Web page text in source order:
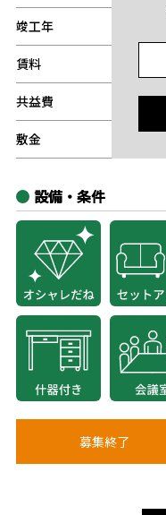
竣工年
賃料
共益費
敷金
設備・条件
募集終了